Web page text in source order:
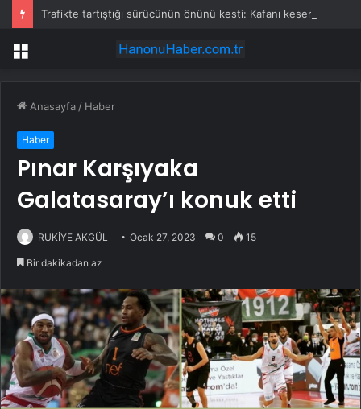
Trafikte tartıştığı sürücünün önünü kesti: Kafanı keserim
Menü
Anasayfa / Haber
Haber
Pınar Karşıyaka
Galatasaray’ı konuk etti
RUKİYE AKGÜL Ocak 27, 2023 0 15
Bir dakikadan az